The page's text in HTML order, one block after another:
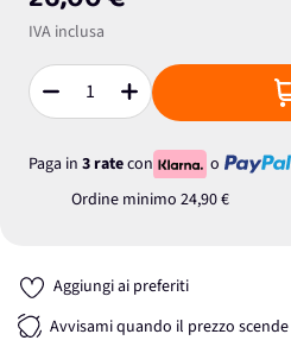
IVA inclusa
Quantità
Paga in 3 ratecon
o
Ordine minimo 24,90 €
Aggiungi ai preferiti
Avvisami quando il prezzo scende